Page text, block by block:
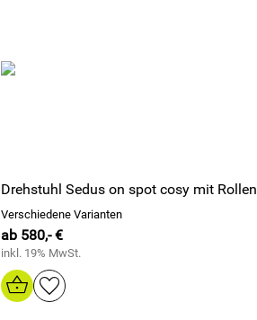
Drehstuhl Sedus on spot cosy mit Rollen
Verschiedene Varianten
ab 580,- €
inkl. 19% MwSt.